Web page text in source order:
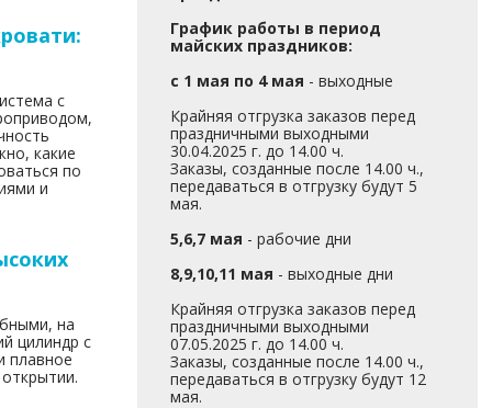
с
какие
по
и
на
цилиндр с
плавное
График работы в период
майских праздников:
с 1 мая по 4 мая - выходные
Крайняя отгрузка заказов перед
праздничными выходными
30.04.2025 г. до 14.00 ч.
Заказы, созданные после 14.00 ч.,
передаваться в отгрузку будут 5
мая.
5,6,7 мая - рабочие дни
8,9,10,11 мая - выходные дни
Крайняя отгрузка заказов перед
праздничными выходными
07.05.2025 г. до 14.00 ч.
Заказы, созданные после 14.00 ч.,
передаваться в отгрузку будут 12
мая.